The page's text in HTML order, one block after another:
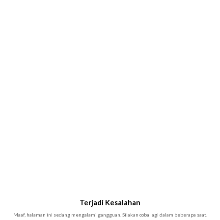
Terjadi Kesalahan
Maaf, halaman ini sedang mengalami gangguan. Silakan coba lagi dalam beberapa saat.